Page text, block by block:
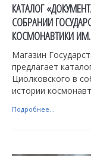
КАТАЛОГ
СОБРАНИИ
КОСМОНАВТИКИ
Магазин
предлагает
Циолковского в
истории
Подробнее...